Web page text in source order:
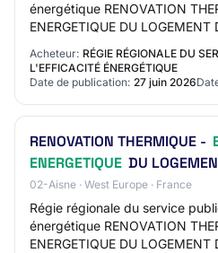
énergétique RENOVATION
ENERGETIQUE DU
d'ORAINVILLE sis 3 Place de
OR…
Acheteur: RÉGIE RÉGIONALE DU
L'EFFICACITÉ ÉNERGÉTIQUE
Date de publication: 27 juin 2026
RENOVATION THERMIQUE -
ENERGETIQUE DU
02-Aisne · West Europe · France
Régie régionale du service
énergétique RENOVATION
ENERGETIQUE DU